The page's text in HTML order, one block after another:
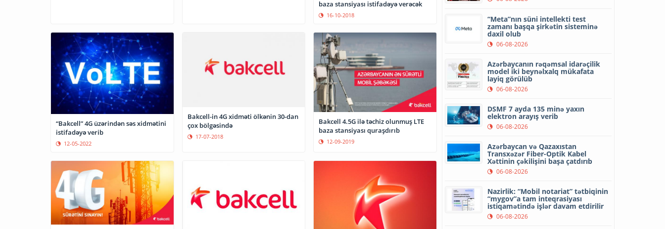
baza stansiyası istifadəyə verəcək
16-10-2018
“Bakcell” 4G üzərindən səs xidmətini
istifadəyə verib
12-05-2022
Bakcell-in 4G xidməti ölkənin 30-dan
çox bölgəsində
17-07-2018
Bakcell 4.5G ilə təchiz olunmuş LTE
baza stansiyası quraşdırıb
12-09-2019
“Meta”nın süni intellekti test
zamanı başqa şirkətin sisteminə
daxil olub
06-08-2026
Azərbaycanın rəqəmsal idarəçilik
model iki beynəlxalq mükafata
layiq görülüb
06-08-2026
DSMF 7 ayda 135 minə yaxın
elektron arayış verib
06-08-2026
Azərbaycan və Qazaxıstan
Transxəzər Fiber-Optik Kabel
Xəttinin çəkilişini başa çatdırıb
06-08-2026
Nazirlik: “Mobil notariat” tətbiqinin
“mygov”a tam inteqrasiyası
istiqamətində işlər davam etdirilir
06-08-2026